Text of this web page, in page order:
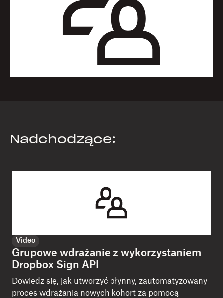
Nadchodzące:
Video
Grupowe wdrażanie z wykorzystaniem
Dropbox Sign API
Dowiedz się, jak utworzyć płynny, zautomatyzowany
proces wdrażania nowych kohort za pomocą